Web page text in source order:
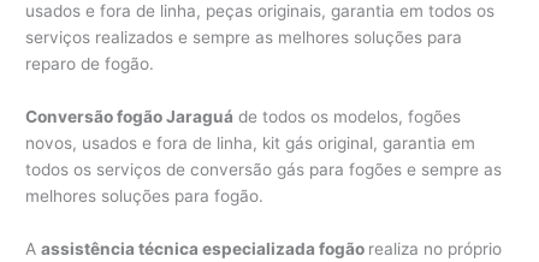
usados e fora de linha, peças originais, garantia em todos os
serviços realizados e sempre as melhores soluções para
reparo de fogão.
Conversão fogão Jaraguá de todos os modelos, fogões
novos, usados e fora de linha, kit gás original, garantia em
todos os serviços de conversão gás para fogões e sempre as
melhores soluções para fogão.
Aassistência técnica especializada fogão realiza no próprio